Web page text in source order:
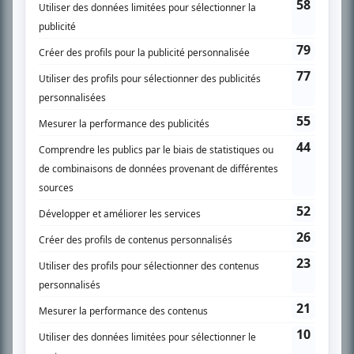
SUR LE RÉSEAU BIZZ MÉDIA
PLAN DU SITE
Accueil
Liste des oeuvres
Liste des comédiens
Recherche avancée
À propos
Nous contacter
Termes et conditions